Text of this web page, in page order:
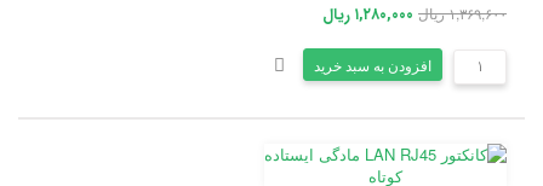
۱,۳۶۹,۶۰۰ ریال ۱,۲۸۰,۰۰۰ ریال
افزودن به سبد خرید